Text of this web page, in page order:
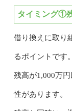
タイミング①
借り換えに取り
るポイントです。
残高が1,000万
性があります。